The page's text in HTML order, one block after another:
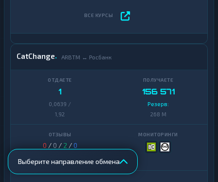
CatChange ARBTM ↔ Росбанк
1
0,0639 /
1,92
156 571
Резерв:
268 M
0 / 0 / 2 /0
4,9 ★
Выберите направление обмена